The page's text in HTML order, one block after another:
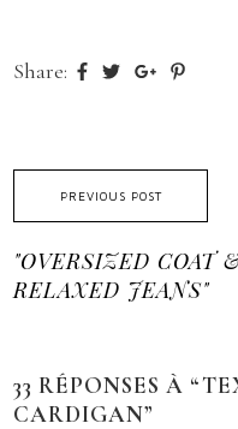
Share:
PREVIOUS POST
"OVERSIZED COAT
RELAXED JEANS"
33 RÉPONSES À
CARDIGAN”